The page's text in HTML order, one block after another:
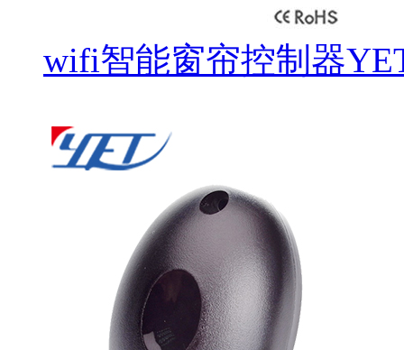
wifi智能窗帘控制器